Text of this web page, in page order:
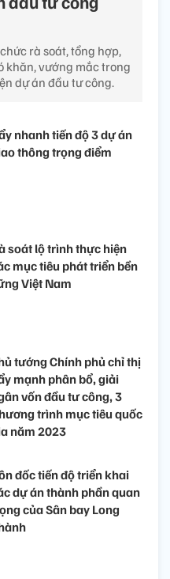
rà soát, tổng hợp,
khăn, vướng mắc trong
dự án đầu tư công.
nhanh tiến độ 3 dự án
thông trọng điểm
soát lộ trình thực hiện
mục tiêu phát triển bền
Việt Nam
tướng Chính phủ chỉ thị
mạnh phân bổ, giải
vốn đầu tư công, 3
trình mục tiêu quốc
năm 2023
đốc tiến độ triển khai
dự án thành phần quan
của Sân bay Long